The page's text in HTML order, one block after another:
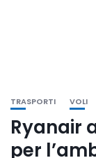
TRASPORTI VOLI
Ryanair
per